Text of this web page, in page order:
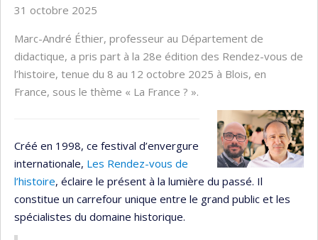
31 octobre 2025
Marc-André Éthier, professeur au Département de
didactique, a pris part à la 28e édition des Rendez-vous de
l’histoire, tenue du 8 au 12 octobre 2025 à Blois, en
France, sous le thème « La France ? ».
Créé en 1998, ce festival d’envergure
internationale, Les Rendez-vous de
l’histoire, éclaire le présent à la lumière du passé. Il
constitue un carrefour unique entre le grand public et les
spécialistes du domaine historique.